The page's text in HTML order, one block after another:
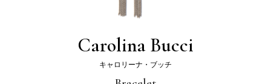
Carolina Bucci
キャロリーナ・ブッチ